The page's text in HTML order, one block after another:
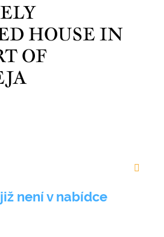
ES
HOUSE IN
OF
není v nabídce